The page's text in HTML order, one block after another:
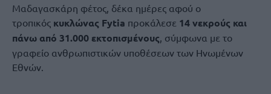
Μαδαγασκάρη φέτος, δέκα ημέρες αφού ο
τροπικός κυκλώνας Fytia προκάλεσε 14 νεκρούς και
πάνω από 31.000 εκτοπισμένους, σύμφωνα με το
γραφείο ανθρωπιστικών υποθέσεων των Ηνωμένων
Εθνών.